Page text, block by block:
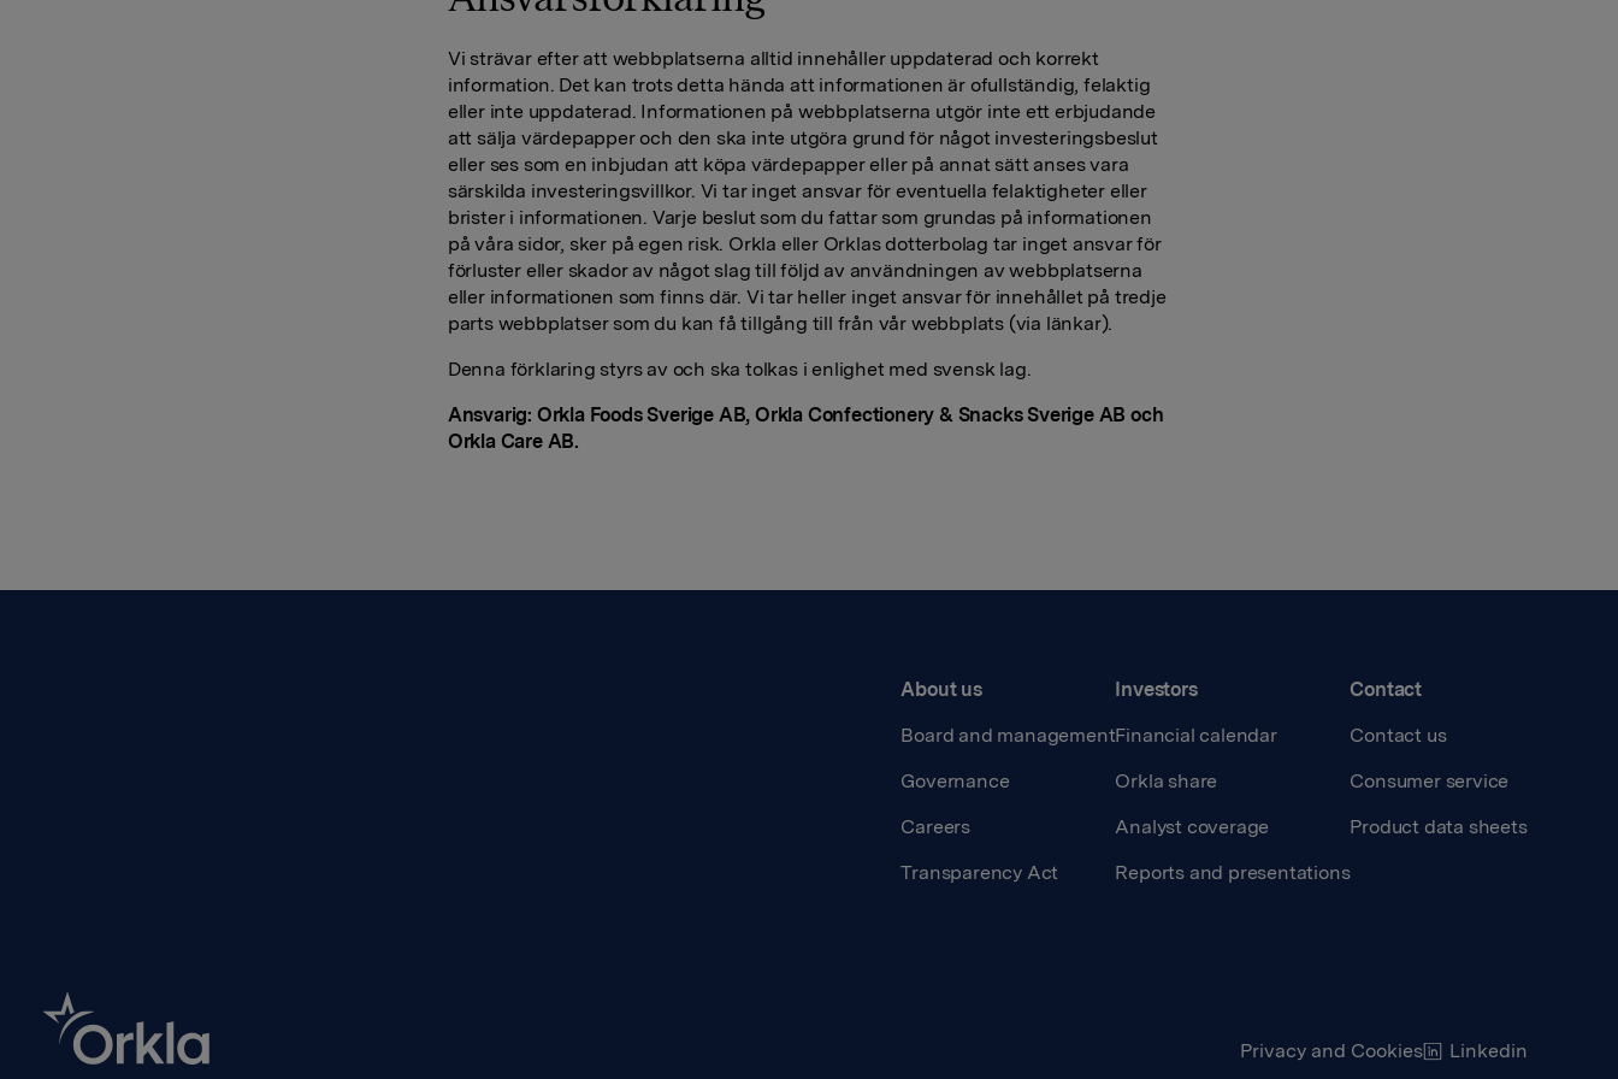
Vi strävar efter att webbplatserna alltid innehåller uppdaterad och korrekt
information. Det kan trots detta hända att informationen är ofullständig, felaktig
eller inte uppdaterad. Informationen på webbplatserna utgör inte ett erbjudande
att sälja värdepapper och den ska inte utgöra grund för något investeringsbeslut
eller ses som en inbjudan att köpa värdepapper eller på annat sätt anses vara
särskilda investeringsvillkor. Vi tar inget ansvar för eventuella felaktigheter eller
brister i informationen. Varje beslut som du fattar som grundas på informationen
på våra sidor, sker på egen risk. Orkla eller Orklas dotterbolag tar inget ansvar för
förluster eller skador av något slag till följd av användningen av webbplatserna
eller informationen som finns där. Vi tar heller inget ansvar för innehållet på tredje
parts webbplatser som du kan få tillgång till från vår webbplats (via länkar).
Denna förklaring styrs av och ska tolkas i enlighet med svensk lag.
Ansvarig: Orkla Foods Sverige AB, Orkla Confectionery & Snacks Sverige AB och
Orkla Care AB.
About us
Board and management
Governance
Careers
Transparency Act
Investors
Financial calendar
Orkla share
Analyst coverage
Reports and presentations
Contact
Contact us
Consumer service
Product data sheets
Privacy and Cookies Linkedin